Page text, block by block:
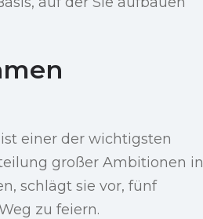
ist einer der wichtigsten
großer Ambitionen in
schlägt sie vor, fünf
zu feiern.